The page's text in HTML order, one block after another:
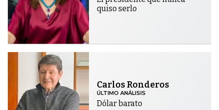
quiso serlo
Carlos Ronderos
ÚLTIMO ANÁLISIS
Dólar barato